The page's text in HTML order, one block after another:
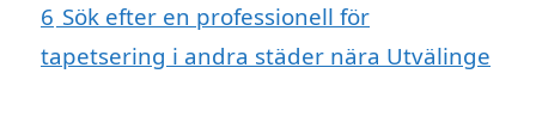
6 Sök efter en professionell för
tapetsering i andra städer nära Utvälinge